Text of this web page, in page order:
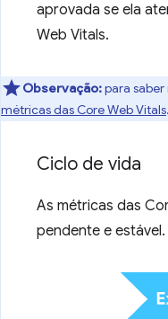
aprovada se ela
Web Vitals.
Observação:para
métricas das Core Web Vitals.
Ciclo de vida
As métricas das
pendente e estável.